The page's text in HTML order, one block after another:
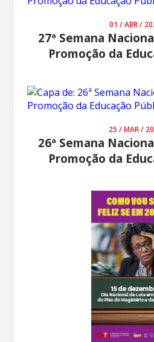
01 / ABR /
27ª Semana
Promoção da
25 / MAR /
26ª Semana
Promoção da